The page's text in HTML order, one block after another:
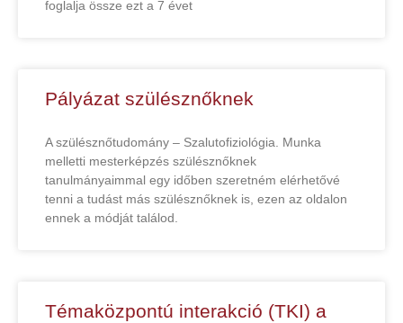
foglalja össze ezt a 7 évet
Pályázat szülésznőknek
A szülésznőtudomány – Szalutofiziológia. Munka
melletti mesterképzés szülésznőknek
tanulmányaimmal egy időben szeretném elérhetővé
tenni a tudást más szülésznőknek is, ezen az oldalon
ennek a módját találod.
Témaközpontú interakció (TKI) a